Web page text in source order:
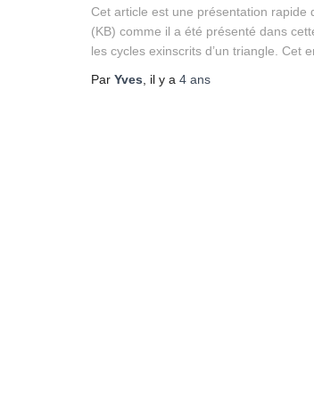
Cet article est une présentation rapide
(KB) comme il a été présenté dans
les cycles exinscrits d’un triangle. Cet
Par Yves , il y a 4 ans